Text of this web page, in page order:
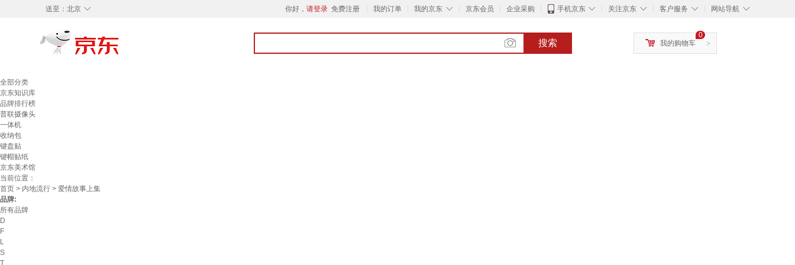
◇
送至： 北京 你好， 请登录 免费注册 我的订单 ◇
我的京东 京东会员 企业采购 ◇
手机京东 ◇
关注京东 ◇
客户服务 ◇
网站导航
搜索 >
0
我的购物车
全部分类
京东知识库
品牌排行榜
普联摄像头
一体机
收纳包
键盘贴
键帽贴纸
京东美术馆
当前位置：
首页 > 内地流行 > 爱情故事上集
品牌:
所有品牌
D
F
L
S
T